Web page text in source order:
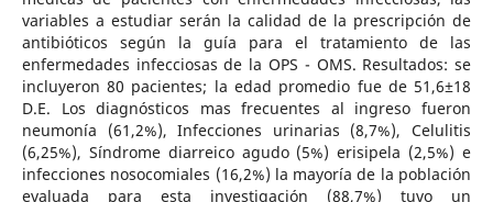
variables a estudiar serán la calidad de la prescripción de
antibióticos según la guía para el tratamiento de las
enfermedades infecciosas de la OPS - OMS. Resultados: se
incluyeron 80 pacientes; la edad promedio fue de 51,6±18
D.E. Los diagnósticos mas frecuentes al ingreso fueron
neumonía (61,2%), Infecciones urinarias (8,7%), Celulitis
(6,25%), Síndrome diarreico agudo (5%) erisipela (2,5%) e
infecciones nosocomiales (16,2%) la mayoría de la población
evaluada para esta investigación (88,7%) tuvo un